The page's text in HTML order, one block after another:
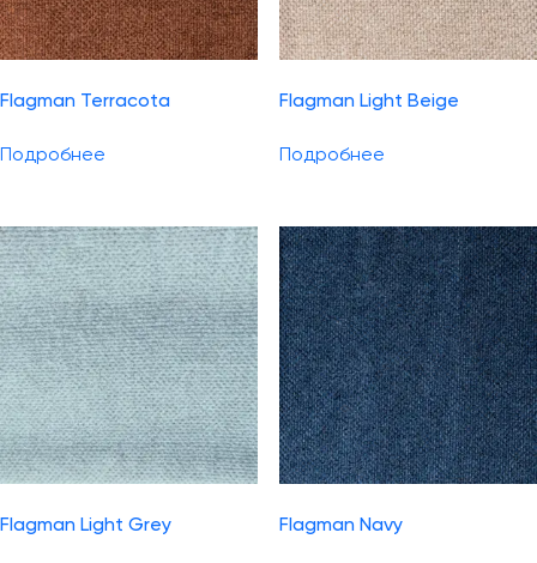
Flagman Terracota
Подробнее
Flagman Light Beige
Подробнее
Flagman Light Grey Flagman Navy